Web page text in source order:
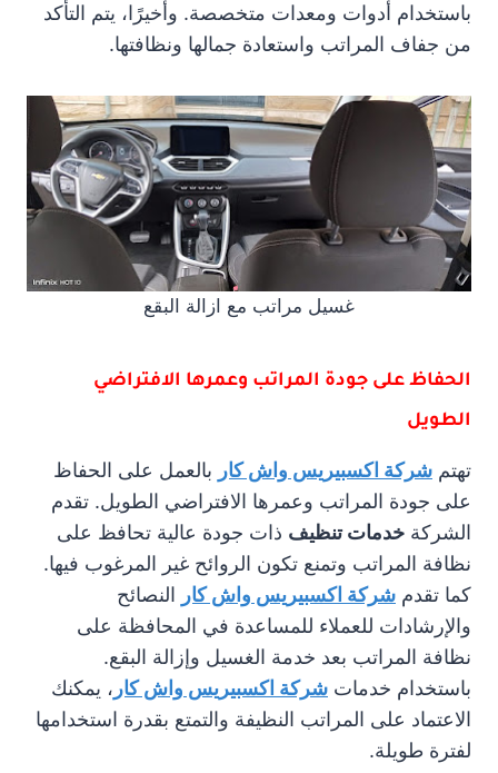
باستخدام أدوات ومعدات متخصصة. وأخيرًا، يتم التأكد
من جفاف المراتب واستعادة جمالها ونظافتها.
غسيل مراتب مع ازالة البقع
الحفاظ على جودة المراتب وعمرها الافتراضي
الطويل
تهتم شركة اكسبيريس واش كار بالعمل على الحفاظ
على جودة المراتب وعمرها الافتراضي الطويل. تقدم
الشركة خدمات تنظيف ذات جودة عالية تحافظ على
نظافة المراتب وتمنع تكون الروائح غير المرغوب فيها.
كما تقدم شركة اكسبيريس واش كار النصائح
والإرشادات للعملاء للمساعدة في المحافظة على
نظافة المراتب بعد خدمة الغسيل وإزالة البقع.
باستخدام خدمات شركة اكسبيريس واش كار ، يمكنك
الاعتماد على المراتب النظيفة والتمتع بقدرة استخدامها
لفترة طويلة.